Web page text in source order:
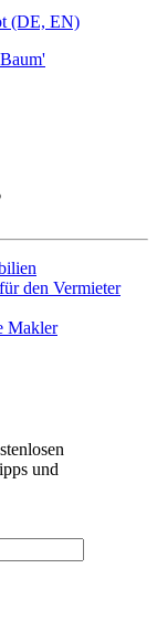
den Vermieter
Makler
und